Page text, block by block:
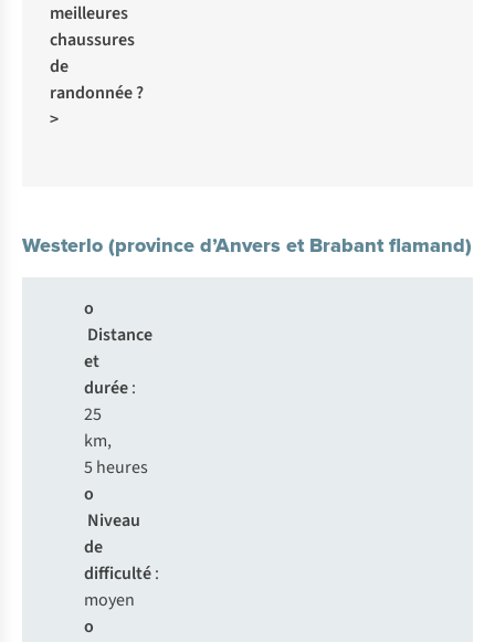
meilleures
chaussures
de
randonnée ?
>
Westerlo (province d’Anvers et Brabant flamand)
o
Distance
et
durée:
25
km,
5 heures
o
Niveau
de
difficulté:
moyen
o